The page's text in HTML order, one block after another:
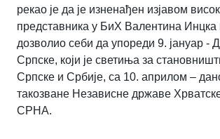
рекао је да је изненађен изјавом
представника у БиХ Валентина Инцка
дозволио себи да упореди 9. јануар -
Српске, који је светиња за
Српске и Србије, са 10. априлом –
такозване Независне државе
СРНА.